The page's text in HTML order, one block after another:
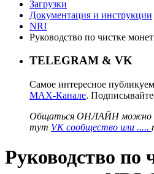
Загрузки
Документация и инструкции
NRI
Руководство по чистке
TELEGRAM & VK
Самое интересное
MAX-Канале.
Общаться ОНЛАЙН можно
тут VK сообщество или .....
Руководство по